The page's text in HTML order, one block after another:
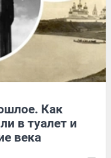
Как
в туалет и
века